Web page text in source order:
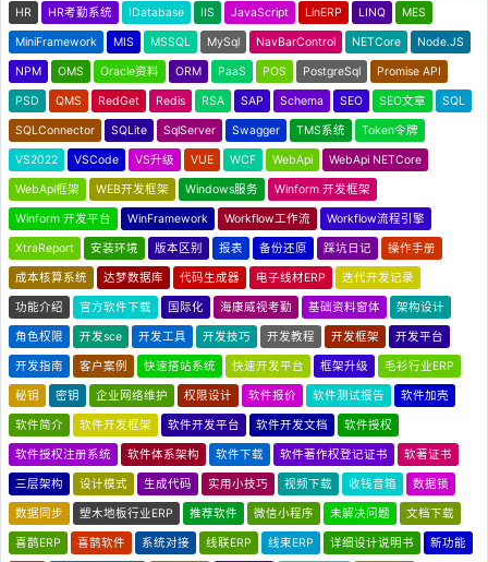
HR HR考勤系统 IDatabase IIS JavaScript LinERP LINQ MES
MiniFramework MIS MSSQL MySql NavBarControl NETCore Node.JS
NPM OMS Oracle资料 ORM PaaS POS PostgreSql Promise API
PSD QMS RedGet Redis RSA SAP Schema SEO SEO文章 SQL
SQLConnector SQLite SqlServer Swagger TMS系统 Token令牌
VS2022 VSCode VS升级 VUE WCF WebApi WebApi NETCore
WebApi框架 WEB开发框架 Windows服务 Winform 开发框架
Winform 开发平台 WinFramework Workflow工作流 Workflow流程引擎
XtraReport 安装环境 版本区别 报表 备份还原 踩坑日记 操作手册
成本核算系统 达梦数据库 代码生成器 电子线材ERP 迭代开发记录
功能介绍 官方软件下载 国际化 海康威视考勤 基础资料窗体 架构设计
角色权限 开发sce 开发工具 开发技巧 开发教程 开发框架 开发平台
开发指南 客户案例 快速搭站系统 快速开发平台 框架升级 毛衫行业ERP
秘钥 密钥 企业网络维护 权限设计 软件报价 软件测试报告 软件加壳
软件简介 软件开发框架 软件开发平台 软件开发文档 软件授权
软件授权注册系统 软件体系架构 软件下载 软件著作权登记证书 软著证书
三层架构 设计模式 生成代码 实用小技巧 视频下载 收钱音箱 数据锁
数据同步 塑木地板行业ERP 推荐软件 微信小程序 未解决问题 文档下载
喜鹊ERP 喜鹊软件 系统对接 线联ERP 线束ERP 详细设计说明书 新功能